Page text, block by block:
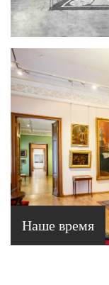
Наше время